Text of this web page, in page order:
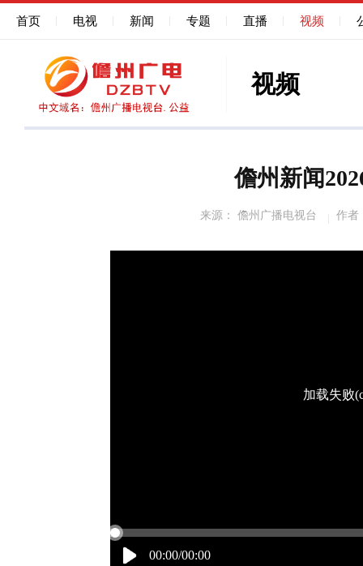
首页 电视 新闻 专题 直播 视频
视频
儋州新闻
来源： 儋州广播电视台 作者
00:00/00:00
加载失败